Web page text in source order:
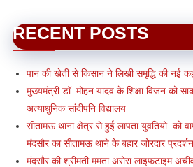
RECENT POSTS
पान की खेती से किसान ने लिखी समृद्धि की नई
मुख्यमंत्री डॉ. मोहन यादव के शिक्षा विजन को
अत्याधुनिक सांदीपनि विद्यालय
सीतामऊ थाना क्षेत्र से हुई लापता युवतियो को
मंदसौर का सीतामऊ थाने के बहार जोरदार प्रदर्शन
मंदसौर की श्रीमती ममता अरोरा लाइफटाइम